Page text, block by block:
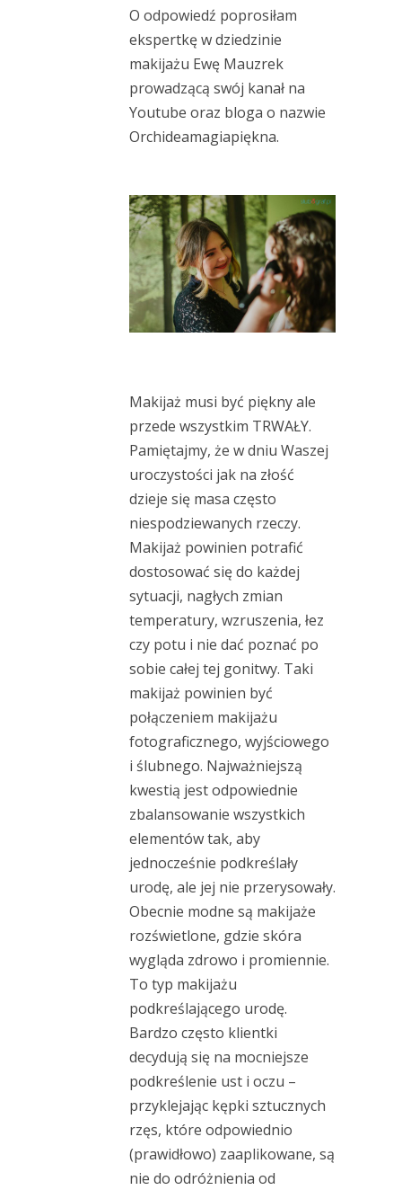
O odpowiedź poprosiłam
ekspertkę w dziedzinie
makijażu Ewę Mauzrek
prowadzącą swój kanał na
Youtube oraz bloga o nazwie
Orchideamagiapiękna.
Makijaż musi być piękny ale
przede wszystkim TRWAŁY.
Pamiętajmy, że w dniu Waszej
uroczystości jak na złość
dzieje się masa często
niespodziewanych rzeczy.
Makijaż powinien potrafić
dostosować się do każdej
sytuacji, nagłych zmian
temperatury, wzruszenia, łez
czy potu i nie dać poznać po
sobie całej tej gonitwy. Taki
makijaż powinien być
połączeniem makijażu
fotograficznego, wyjściowego
i ślubnego. Najważniejszą
kwestią jest odpowiednie
zbalansowanie wszystkich
elementów tak, aby
jednocześnie podkreślały
urodę, ale jej nie przerysowały.
Obecnie modne są makijaże
rozświetlone, gdzie skóra
wygląda zdrowo i promiennie.
To typ makijażu
podkreślającego urodę.
Bardzo często klientki
decydują się na mocniejsze
podkreślenie ust i oczu –
przyklejając kępki sztucznych
rzęs, które odpowiednio
(prawidłowo) zaaplikowane, są
nie do odróżnienia od